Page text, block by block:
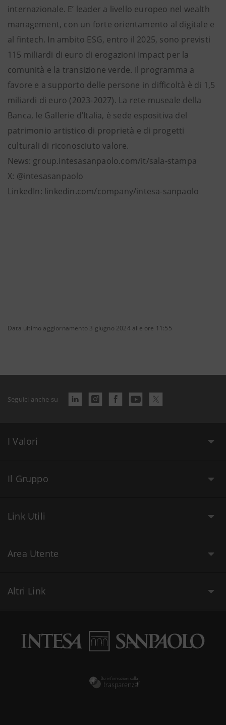
internazionale. E’ leader a livello europeo nel wealth
management, con un forte orientamento al digitale e
al fintech. In ambito ESG, entro il 2025, sono previsti
115 miliardi di euro di erogazioni Impact per la
comunità e la transizione verde. Il programma a
favore e a supporto delle persone in difficoltà è di 1,5
miliardi di euro (2023-2027). La rete museale della
Banca, le Gallerie d’Italia, è sede espositiva del
patrimonio artistico di proprietà e di progetti
culturali di riconosciuto valore.
News: group.intesasanpaolo.com/it/sala-stampa
X: @intesasanpaolo
LinkedIn: linkedin.com/company/intesa-sanpaolo
Data ultimo aggiornamento 3 giugno 2024 alle ore 11:55
Seguici anche su
I Valori
Il Gruppo
Link Utili
Area Utente
Altri Link